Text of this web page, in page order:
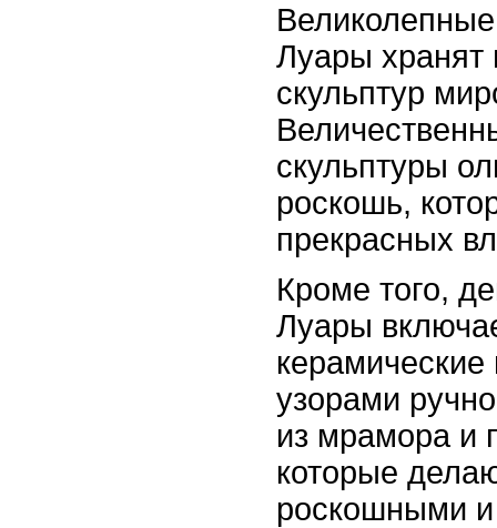
Луары хранят
скульптур
скульптуры
роскошь,
прекрасных
Кроме того,
Луары
узорами
из мрамора и
которые
роскошными